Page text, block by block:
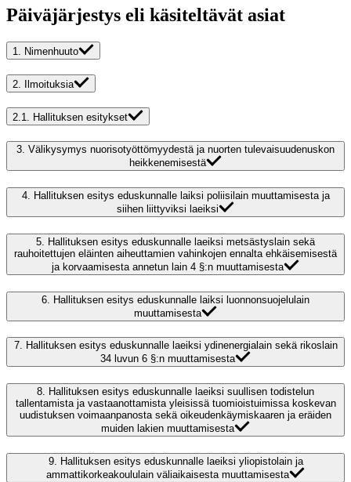
Päiväjärjestys eli käsiteltävät asiat
1. Nimenhuuto
2. Ilmoituksia
2.1. Hallituksen esitykset
3. Välikysymys nuorisotyöttömyydestä ja nuorten tulevaisuudenuskon
heikkenemisestä
4. Hallituksen esitys eduskunnalle laiksi poliisilain muuttamisesta ja
siihen liittyviksi laeiksi
5.
Hallituksen esitys eduskunnalle laeiksi metsästyslain sekä
rauhoitettujen eläinten aiheuttamien vahinkojen ennalta ehkäisemisestä
ja korvaamisesta annetun lain 4 §:n muuttamisesta
6. Hallituksen esitys eduskunnalle laiksi luonnonsuojelulain
muuttamisesta
7. Hallituksen esitys eduskunnalle laeiksi ydinenergialain sekä rikoslain
34 luvun 6 §:n muuttamisesta
8. Hallituksen esitys eduskunnalle laeiksi suullisen todistelun
tallentamista ja vastaanottamista yleisissä tuomioistuimissa koskevan
uudistuksen voimaanpanosta sekä oikeudenkäymiskaaren ja eräiden
muiden lakien muuttamisesta
9.
Hallituksen esitys eduskunnalle laeiksi yliopistolain ja
ammattikorkeakoululain väliaikaisesta muuttamisesta